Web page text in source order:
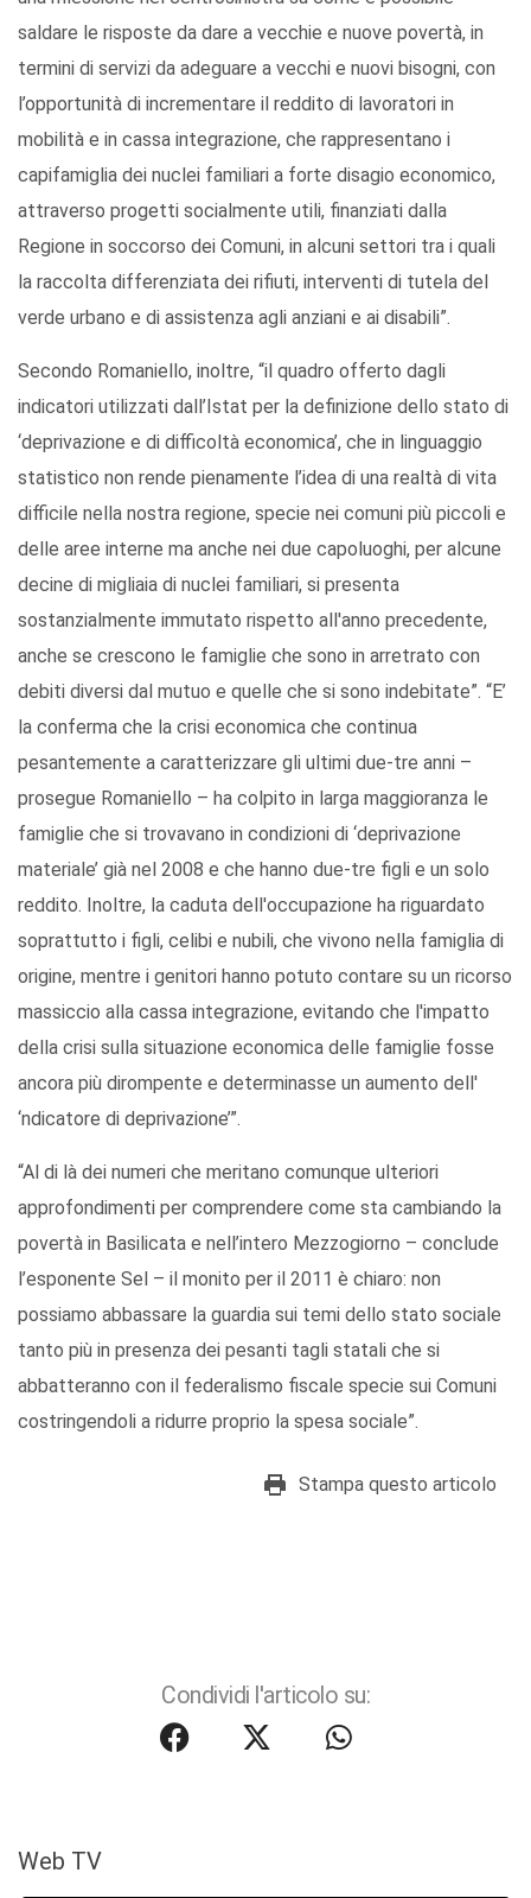
saldare le risposte da dare a vecchie e nuove povertà, in
termini di servizi da adeguare a vecchi e nuovi bisogni, con
l’opportunità di incrementare il reddito di lavoratori in
mobilità e in cassa integrazione, che rappresentano i
capifamiglia dei nuclei familiari a forte disagio economico,
attraverso progetti socialmente utili, finanziati dalla
Regione in soccorso dei Comuni, in alcuni settori tra i quali
la raccolta differenziata dei rifiuti, interventi di tutela del
verde urbano e di assistenza agli anziani e ai disabili”.
Secondo Romaniello, inoltre, “il quadro offerto dagli
indicatori utilizzati dall’Istat per la definizione dello stato di
‘deprivazione e di difficoltà economica’, che in linguaggio
statistico non rende pienamente l’idea di una realtà di vita
difficile nella nostra regione, specie nei comuni più piccoli e
delle aree interne ma anche nei due capoluoghi, per alcune
decine di migliaia di nuclei familiari, si presenta
sostanzialmente immutato rispetto all'anno precedente,
anche se crescono le famiglie che sono in arretrato con
debiti diversi dal mutuo e quelle che si sono indebitate”. “E’
la conferma che la crisi economica che continua
pesantemente a caratterizzare gli ultimi due-tre anni –
prosegue Romaniello – ha colpito in larga maggioranza le
famiglie che si trovavano in condizioni di ‘deprivazione
materiale’ già nel 2008 e che hanno due-tre figli e un solo
reddito. Inoltre, la caduta dell'occupazione ha riguardato
soprattutto i figli, celibi e nubili, che vivono nella famiglia di
origine, mentre i genitori hanno potuto contare su un ricorso
massiccio alla cassa integrazione, evitando che l'impatto
della crisi sulla situazione economica delle famiglie fosse
ancora più dirompente e determinasse un aumento dell'
‘ndicatore di deprivazione’”.
“Al di là dei numeri che meritano comunque ulteriori
approfondimenti per comprendere come sta cambiando la
povertà in Basilicata e nell’intero Mezzogiorno – conclude
l’esponente Sel – il monito per il 2011 è chiaro: non
possiamo abbassare la guardia sui temi dello stato sociale
tanto più in presenza dei pesanti tagli statali che si
abbatteranno con il federalismo fiscale specie sui Comuni
costringendoli a ridurre proprio la spesa sociale”.
Stampa questo articolo
Condividi l'articolo su:
Web TV